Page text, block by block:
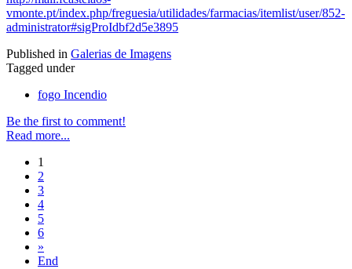
vmonte.pt/index.php/freguesia/utilidades/farmacias/itemlist/user/852-
administrator#sigProIdbf2d5e3895
Published in Galerias de Imagens
Tagged under
fogo Incendio
Be the first to comment!
Read more...
1
2
3
4
5
6
»
End